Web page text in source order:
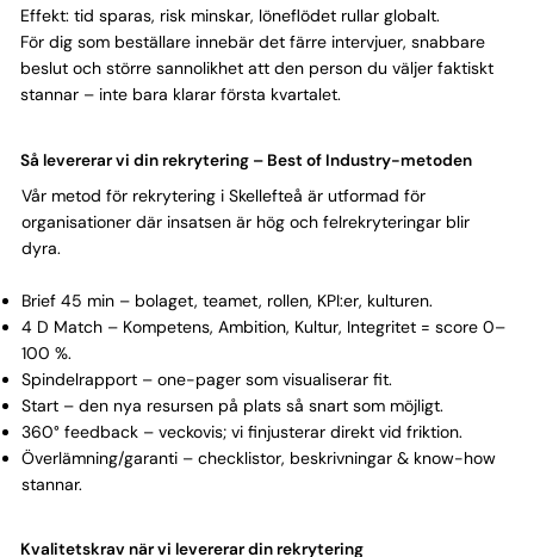
Effekt: tid sparas, risk minskar, löneflödet rullar globalt.
För dig som beställare innebär det färre intervjuer, snabbare
beslut och större sannolikhet att den person du väljer faktiskt
stannar – inte bara klarar första kvartalet.
Så levererar vi din rekrytering – Best of Industry-metoden
Vår metod för rekrytering i Skellefteå är utformad för
organisationer där insatsen är hög och felrekryteringar blir
dyra.
Brief 45 min – bolaget, teamet, rollen, KPI:er, kulturen.
4 D Match – Kompetens, Ambition, Kultur, Integritet = score 0–
100 %.
Spindelrapport – one-pager som visualiserar fit.
Start – den nya resursen på plats så snart som möjligt.
360° feedback – veckovis; vi finjusterar direkt vid friktion.
Överlämning/garanti – checklistor, beskrivningar & know-how
stannar.
Kvalitetskrav när vi levererar din rekrytering